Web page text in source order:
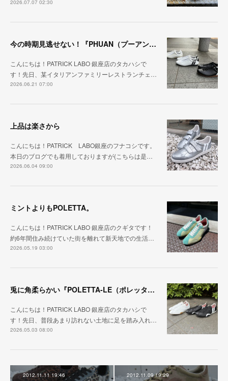
2026.07.07 02:30
今の時期見逃せない！『PHUAN（プーアン）』
こんにちは！PATRICK LABO 銀座店のタカハシで
す！先日、某イタリアンファミリーレストランチェ…
2026.06.21 07:00
上品は楽さから
こんにちは！PATRICK LABO銀座のフナコシです。
本日のブログでも着用しておりますが(こちらは是…
2026.06.04 09:00
ミントよりもPOLETTA。
こんにちは！PATRICK LABO 銀座店のクギタです！
約6年間住み続けていた街を離れて新天地での生活…
2026.05.19 03:00
兎に角柔らかい『POLETTA-LE（ポレッタ・レザー）』
こんにちは！PATRICK LABO 銀座店のタカハシで
す！先日、普段あまり訪れない土地に足を踏み入れ…
2026.05.03 08:00
2012.11.11 19:46 2012.11.09 19:29